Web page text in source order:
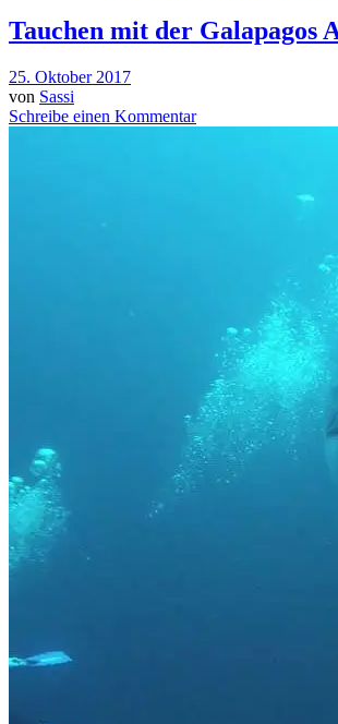
Tauchen mit der Galapagos
25. Oktober 2017
von Sassi
Schreibe einen Kommentar